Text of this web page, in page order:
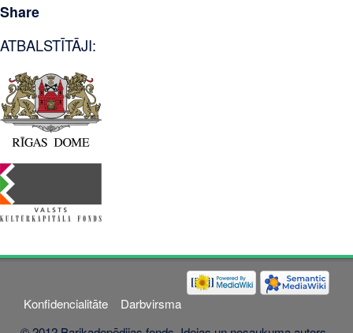
Share
ATBALSTĪTĀJI:
Konfidencialitāte
Darbvirsma